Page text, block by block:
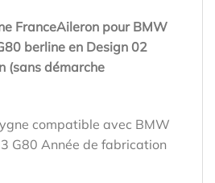
FranceAileron pour BMW
berline en Design 02
(sans démarche
compatible avec BMW
G80 Année de fabrication